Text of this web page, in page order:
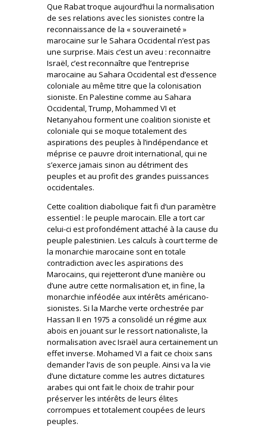
Que Rabat troque aujourd’hui la normalisation
de ses relations avec les sionistes contre la
reconnaissance de la « souveraineté »
marocaine sur le Sahara Occidental n’est pas
une surprise. Mais c’est un aveu : reconnaitre
Israël, c’est reconnaître que l’entreprise
marocaine au Sahara Occidental est d’essence
coloniale au même titre que la colonisation
sioniste. En Palestine comme au Sahara
Occidental, Trump, Mohammed VI et
Netanyahou forment une coalition sioniste et
coloniale qui se moque totalement des
aspirations des peuples à l’indépendance et
méprise ce pauvre droit international, qui ne
s’exerce jamais sinon au détriment des
peuples et au profit des grandes puissances
occidentales.
Cette coalition diabolique fait fi d’un paramètre
essentiel : le peuple marocain. Elle a tort car
celui-ci est profondément attaché à la cause du
peuple palestinien. Les calculs à court terme de
la monarchie marocaine sont en totale
contradiction avec les aspirations des
Marocains, qui rejetteront d’une manière ou
d’une autre cette normalisation et, in fine, la
monarchie inféodée aux intérêts américano-
sionistes. Si la Marche verte orchestrée par
Hassan II en 1975 a consolidé un régime aux
abois en jouant sur le ressort nationaliste, la
normalisation avec Israël aura certainement un
effet inverse. Mohamed VI a fait ce choix sans
demander l’avis de son peuple. Ainsi va la vie
d’une dictature comme les autres dictatures
arabes qui ont fait le choix de trahir pour
préserver les intérêts de leurs élites
corrompues et totalement coupées de leurs
peuples.